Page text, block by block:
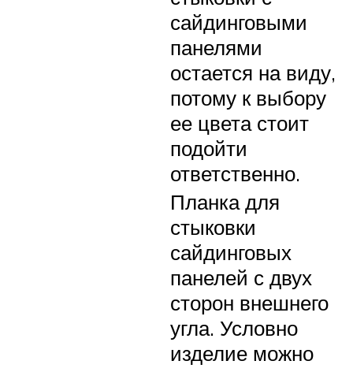
сайдинговыми
панелями
остается на виду,
потому к выбору
ее цвета стоит
подойти
ответственно.
Планка для
стыковки
сайдинговых
панелей с двух
сторон внешнего
угла. Условно
изделие можно